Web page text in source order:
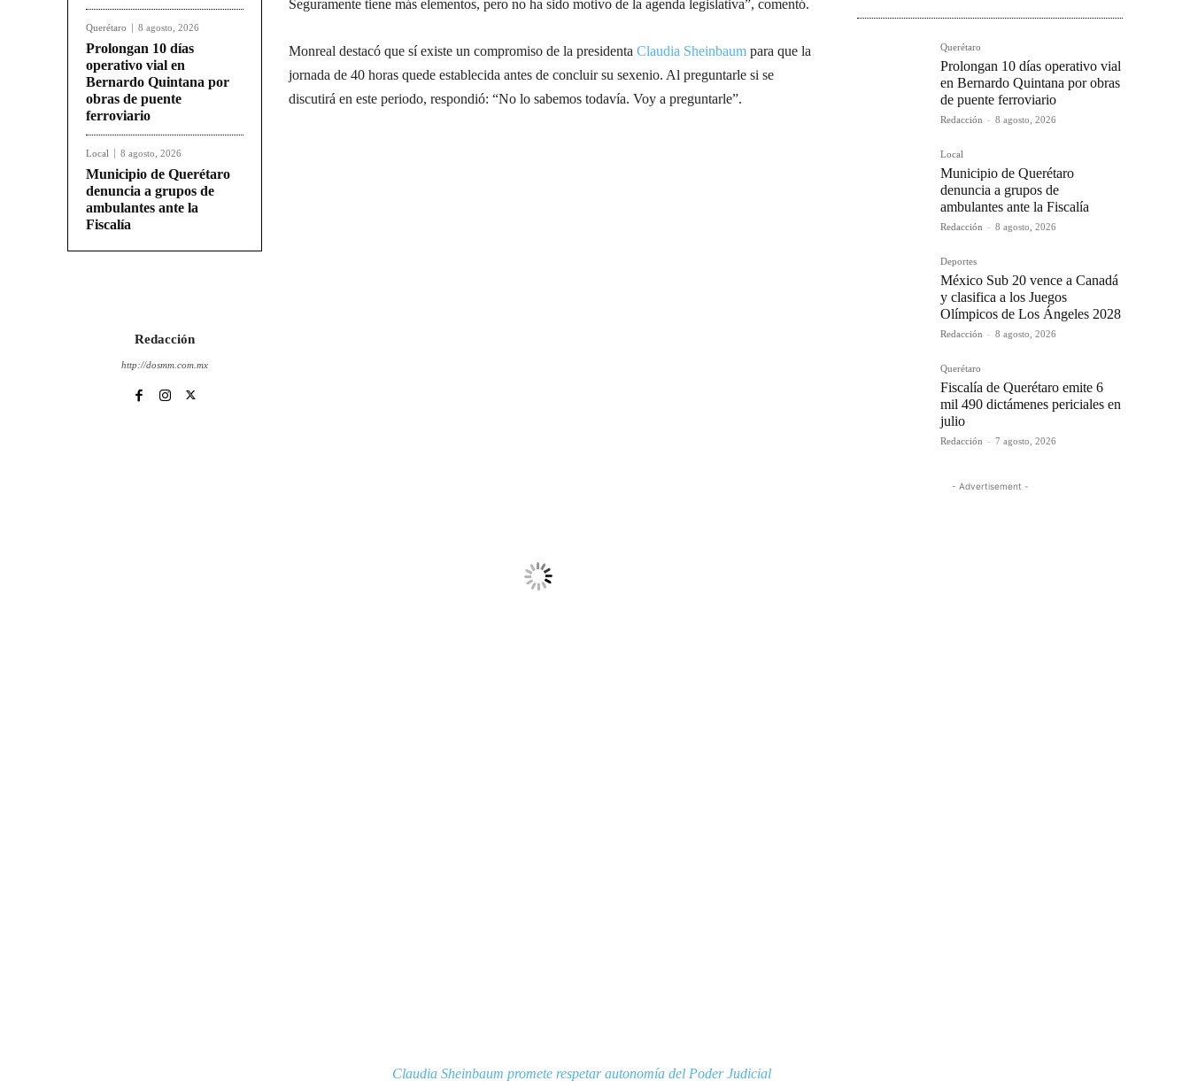
Querétaro 8 agosto, 2026
Prolongan 10 días
operativo vial en
Bernardo Quintana por
obras de puente
ferroviario
Local 8 agosto, 2026
Municipio de Querétaro
denuncia a grupos de
ambulantes ante la
Fiscalía
Redacción
http://dosmm.com.mx
Seguramente tiene más elementos, pero no ha sido motivo de la agenda legislativa”, comentó.
Monreal destacó que sí existe un compromiso de la presidenta Claudia Sheinbaum para que la
jornada de 40 horas quede establecida antes de concluir su sexenio. Al preguntarle si se
discutirá en este periodo, respondió: “No lo sabemos todavía. Voy a preguntarle”.
Claudia Sheinbaum promete respetar autonomía del Poder Judicial
Querétaro
Prolongan 10 días operativo vial
en Bernardo Quintana por obras
de puente ferroviario
Redacción - 8 agosto, 2026
Local
Municipio de Querétaro
denuncia a grupos de
ambulantes ante la Fiscalía
Redacción - 8 agosto, 2026
Deportes
México Sub 20 vence a Canadá
y clasifica a los Juegos
Olímpicos de Los Ángeles 2028
Redacción - 8 agosto, 2026
Querétaro
Fiscalía de Querétaro emite 6
mil 490 dictámenes periciales en
julio
Redacción - 7 agosto, 2026
- Advertisement -